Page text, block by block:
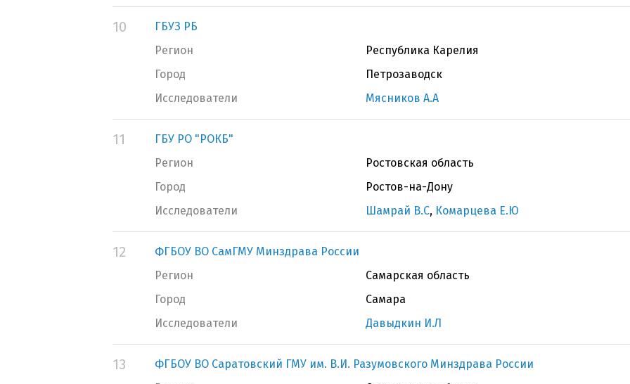
10
ГБУЗ РБ
Регион
Республика Карелия
Город
Петрозаводск
Исследователи
Мясников А.А
11
ГБУ РО "РОКБ"
Регион
Ростовская область
Город
Ростов-на-Дону
Исследователи
Шамрай В.С, Комарцева Е.Ю
12
ФГБОУ ВО СамГМУ Минздрава России
Регион
Самарская область
Город
Самара
Исследователи
Давыдкин И.Л
13
ФГБОУ ВО Саратовский ГМУ им. В.И. Разумовского Минздрава России